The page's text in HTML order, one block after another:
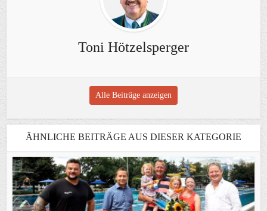
Toni Hötzelsperger
Alle Beiträge anzeigen
ÄHNLICHE BEITRÄGE AUS DIESER KATEGORIE